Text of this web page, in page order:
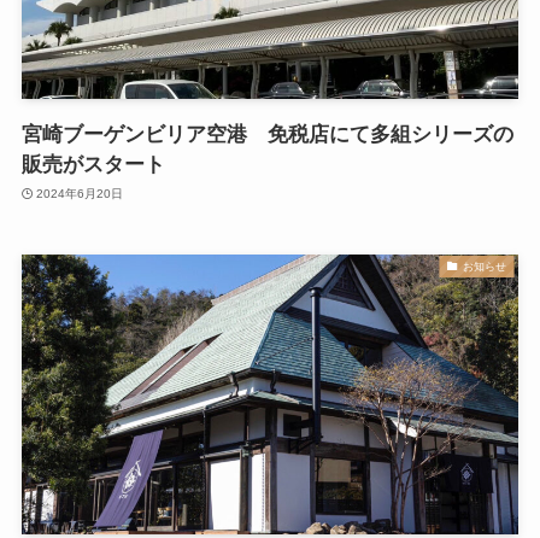
宮崎ブーゲンビリア空港 免税店にて多組シリーズの
販売がスタート
2024年6月20日
お知らせ